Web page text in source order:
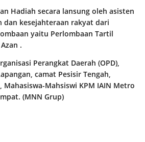
Hadiah secara lansung oleh asisten
dan kesejahteraan rakyat dari
yaitu Perlombaan Tartil
.
Perangkat Daerah (OPD),
camat Pesisir Tengah,
Mahasiswa-Mahsiswi KPM IAIN Metro
(MNN Grup)